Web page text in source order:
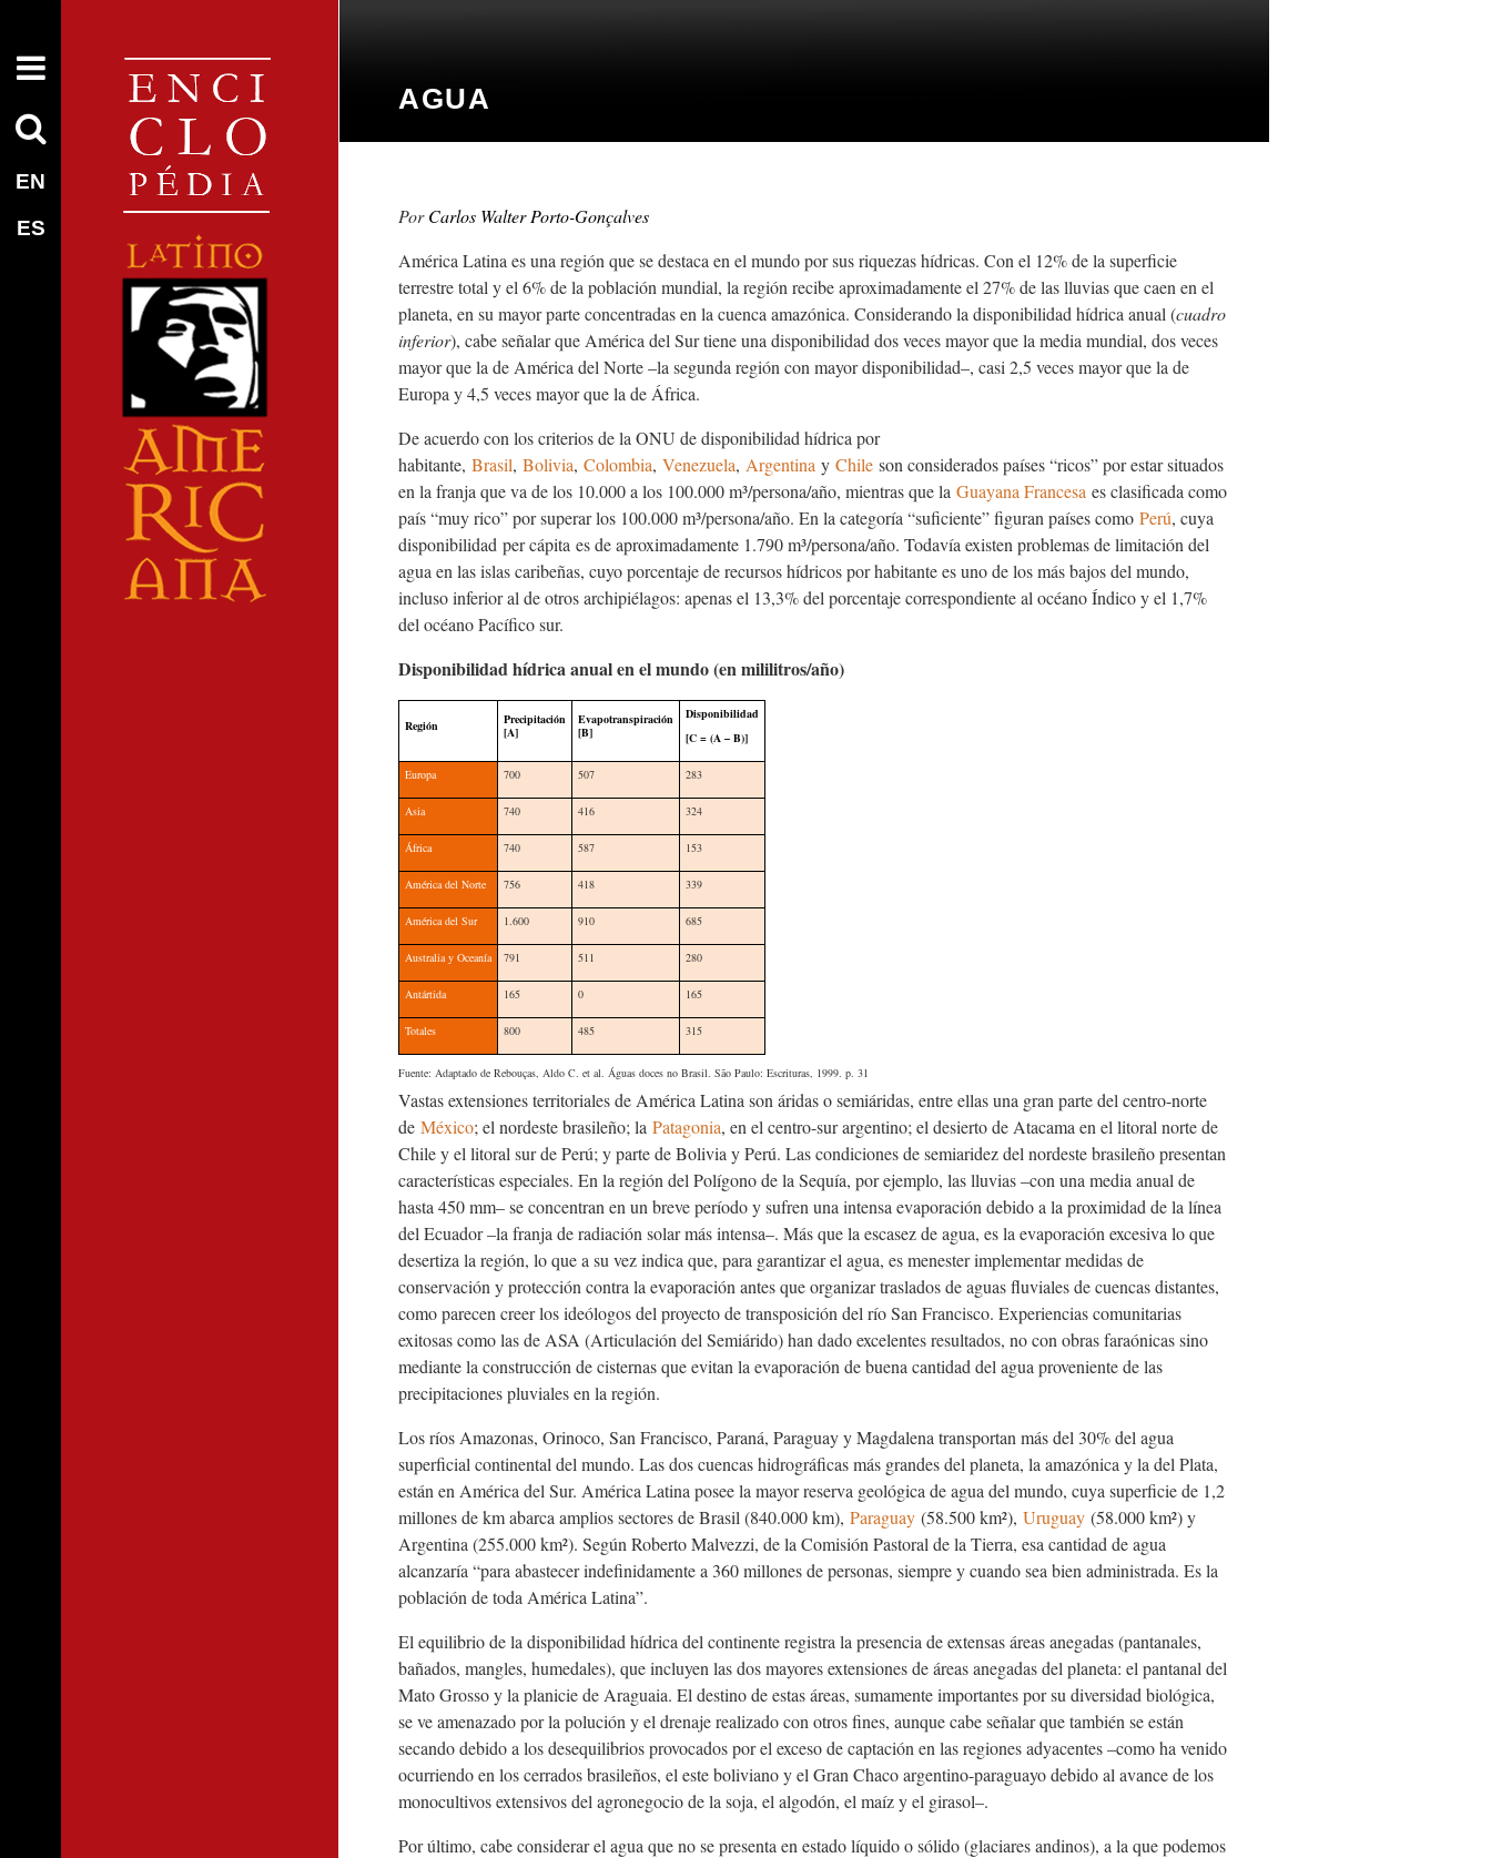
EN
ES
AGUA
Carlos Walter Porto-Gonçalves
América Latina es una región que se destaca en el mundo por sus riquezas hídricas. Con el 12% de la superficie
terrestre total y el 6% de la población mundial, la región recibe aproximadamente el 27% de las lluvias que caen en el
planeta, en su mayor parte concentradas en la cuenca amazónica. Considerando la disponibilidad hídrica anual (cuadro
inferior), cabe señalar que América del Sur tiene una disponibilidad dos veces mayor que la media mundial, dos veces
mayor que la de América del Norte –la segunda región con mayor disponibilidad–, casi 2,5 veces mayor que la de
Europa y 4,5 veces mayor que la de África.
De acuerdo con los criterios de la ONU de disponibilidad hídrica por
habitante, Brasil, Bolivia, Colombia, Venezuela, Argentina y Chile son considerados países “ricos” por estar situados
en la franja que va de los 10.000 a los 100.000 m³/persona/año, mientras que la Guayana Francesa es clasificada como
país “muy rico” por superar los 100.000 m³/persona/año. En la categoría “suficiente” figuran países como Perú, cuya
disponibilidad per cápita es de aproximadamente 1.790 m³/persona/año. Todavía existen problemas de limitación del
agua en las islas caribeñas, cuyo porcentaje de recursos hídricos por habitante es uno de los más bajos del mundo,
incluso inferior al de otros archipiélagos: apenas el 13,3% del porcentaje correspondiente al océano Índico y el 1,7%
del océano Pacífico sur.
Disponibilidad hídrica anual en el mundo (en mililitros/año)
Región
Precipitación
[A]
Evapotranspiración
[B]
Disponibilidad
[C = (A – B)]
Europa 700 507 283
Asia 740 416 324
África 740 587 153
América del Norte 756 418 339
América del Sur 1.600 910 685
Australia y Oceanía 791 511 280
Antártida 165 0 165
Totales 800 485 315
Fuente: Adaptado de Rebouças, Aldo C. et al. Águas doces no Brasil . São Paulo: Escrituras, 1999. p. 31
Vastas extensiones territoriales de América Latina son áridas o semiáridas, entre ellas una gran parte del centro-norte
de México; el nordeste brasileño; la Patagonia, en el centro-sur argentino; el desierto de Atacama en el litoral norte de
Chile y el litoral sur de Perú; y parte de Bolivia y Perú. Las condiciones de semiaridez del nordeste brasileño presentan
características especiales. En la región del Polígono de la Sequía, por ejemplo, las lluvias –con una media anual de
hasta 450 mm– se concentran en un breve período y sufren una intensa evaporación debido a la proximidad de la línea
del Ecuador –la franja de radiación solar más intensa–. Más que la escasez de agua, es la evaporación excesiva lo que
desertiza la región, lo que a su vez indica que, para garantizar el agua, es menester implementar medidas de
conservación y protección contra la evaporación antes que organizar traslados de aguas fluviales de cuencas distantes,
como parecen creer los ideólogos del proyecto de transposición del río San Francisco. Experiencias comunitarias
exitosas como las de ASA (Articulación del Semiárido) han dado excelentes resultados, no con obras faraónicas sino
mediante la construcción de cisternas que evitan la evaporación de buena cantidad del agua proveniente de las
precipitaciones pluviales en la región.
Los ríos Amazonas, Orinoco, San Francisco, Paraná, Paraguay y Magdalena transportan más del 30% del agua
superficial continental del mundo. Las dos cuencas hidrográficas más grandes del planeta, la amazónica y la del Plata,
están en América del Sur. América Latina posee la mayor reserva geológica de agua del mundo, cuya superficie de 1,2
millones de km abarca amplios sectores de Brasil (840.000 km), Paraguay (58.500 km²), Uruguay (58.000 km²) y
Argentina (255.000 km²). Según Roberto Malvezzi, de la Comisión Pastoral de la Tierra, esa cantidad de agua
alcanzaría “para abastecer indefinidamente a 360 millones de personas, siempre y cuando sea bien administrada. Es la
población de toda América Latina”.
El equilibrio de la disponibilidad hídrica del continente registra la presencia de extensas áreas anegadas (pantanales,
bañados, mangles, humedales), que incluyen las dos mayores extensiones de áreas anegadas del planeta: el pantanal del
Mato Grosso y la planicie de Araguaia. El destino de estas áreas, sumamente importantes por su diversidad biológica,
se ve amenazado por la polución y el drenaje realizado con otros fines, aunque cabe señalar que también se están
secando debido a los desequilibrios provocados por el exceso de captación en las regiones adyacentes –como ha venido
ocurriendo en los cerrados brasileños, el este boliviano y el Gran Chaco argentino-paraguayo debido al avance de los
monocultivos extensivos del agronegocio de la soja, el algodón, el maíz y el girasol–.
Por último, cabe considerar el agua que no se presenta en estado líquido o sólido (glaciares andinos), a la que podemos